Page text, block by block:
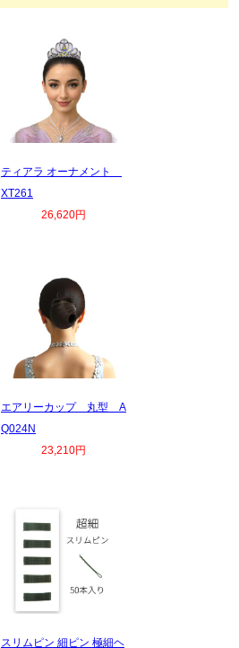
ティアラ オーナメント
XT261
26,620円
エアリーカップ 丸型 A
Q024N
23,210円
スリムピン 細ピン 極細ヘ